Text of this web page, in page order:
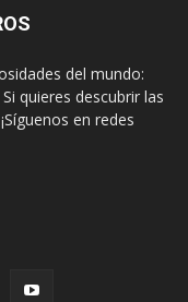
del mundo:
quieres descubrir las
en redes